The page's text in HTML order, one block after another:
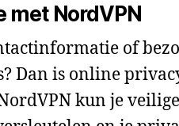
met NordVPN
of
Dan is online
kun je